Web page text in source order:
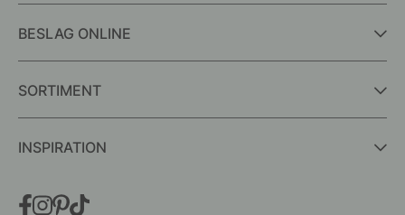
BESLAG ONLINE
SORTIMENT
INSPIRATION